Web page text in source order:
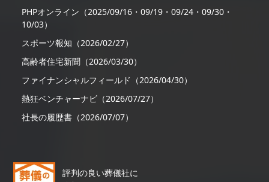
PHPオンライン（2025/09/16・09/19・09/24・09/30・
10/03）
スポーツ報知（2026/02/27）
高齢者住宅新聞（2026/03/30）
ファイナンシャルフィールド（2026/04/30）
熱狂ベンチャーナビ（2026/07/27）
社長の履歴書（2026/07/07）
評判の良い葬儀社に